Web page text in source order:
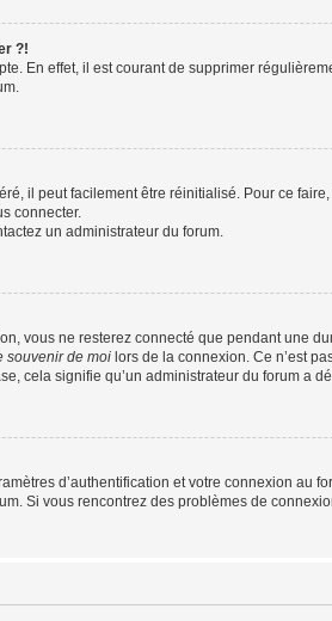
?!
En effet, il est courant de supprimer
il peut facilement être réinitialisé. Pour ce
connecter.
un administrateur du forum.
vous ne resterez connecté que pendant une
souvenir de moi lors de la connexion. Ce n’est
cela signifie qu’un administrateur du forum a
d’authentification et votre connexion au
Si vous rencontrez des problèmes de